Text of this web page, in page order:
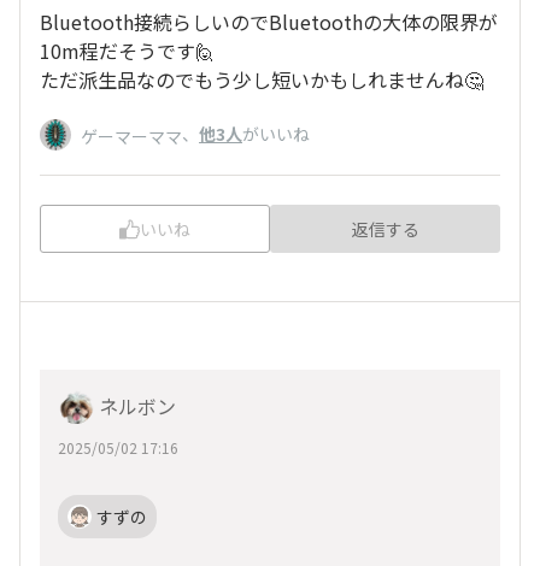
Bluetooth接続らしいのでBluetoothの大体の限界が
10m程だそうです🙋
ただ派生品なのでもう少し短いかもしれませんね🤔
ゲーマーママ、 他3人がいいね
いいね 返信する
ネルボン
2025/05/02 17:16
すずの